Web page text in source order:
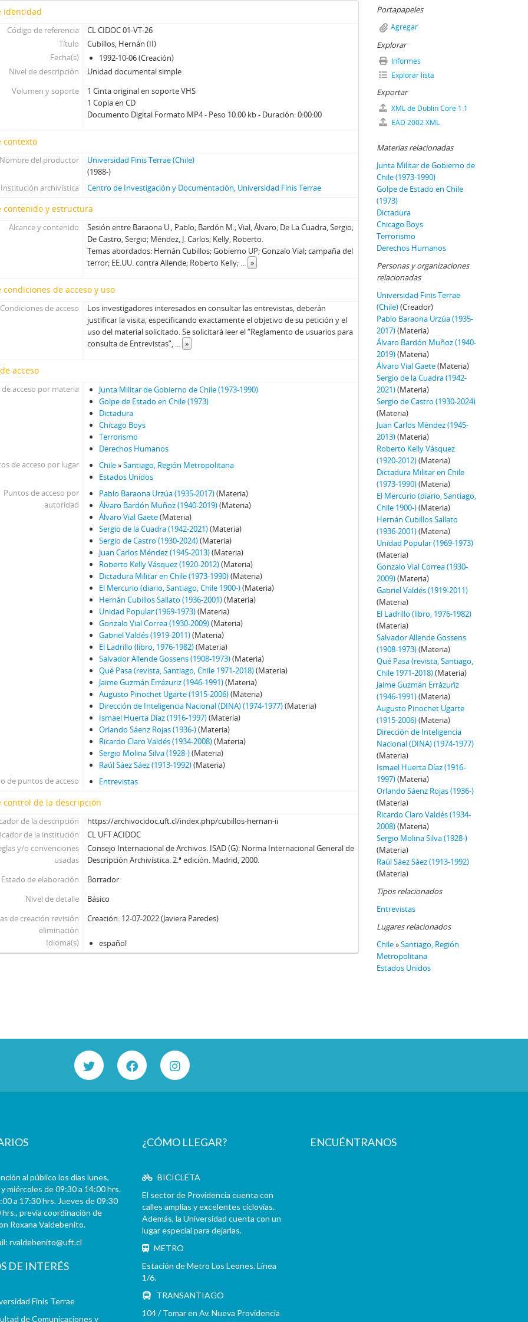
37 - Recabarren, Antonio
39 - Selume, Jorge
40 - Errázuriz, Hernán Felipe (II)
41 - Luders, Rolf
42 - Buchi, Hernán
43 - Peñafiel, R. - Silva, F.
45 - Larroulet, Hernán
48 - Cáceres, Carlos (I)
49 - Garcés, Francisco
50 - Lamarca, Felipe
51 - Cáceres, Carlos (II)
53 - Jorge Ballerino II
55 - Fernández, Sergio
57 - Madariaga, Mónica I
58 - Madariaga, Mónica II
59 - Montero, Enrique I
60 - Montero, Enrique II
63 - Canessa, Julio
64 - Canessa, Julio
65 - Carmona, Juan de Dios
66 - Pinochet, Augusto
67 - Pinochet, Augusto
68 - Matthei, Fernando
69 - Matthei, Fernando
70 - Stange, Rodolfo
71 - Jarpa, Sergio Onofre
72 - Buckovsky, Vladimir
73 - Jarpa, Sergio Onofre
74 - Jarpa, Sergio Onofre
75 - Jarpa, Sergio Onofre
76 - Jarpa, Sergio Onofre
77 - Fresno, Juan Francisco
78 - Fresno, Juan Francisco
79 - Martínez Busch, Jorge
80 - Martínez Busch, Jorge
82 - Moreno, Fernando
83 - Martínez Busch, Jorge
84 - Silva Solar, Julio
85 - Martínez Busch, Jorge
86 - Fresno, Juan Francisco; Zabala, José.
87 - Fresno, Juan Francisco
88 - Silva Solar, Julio
89 - Thayer, William
90 - Martínez Busch, Jorge
92 - Frei B., Arturo
93 - Viera Gallo, José Antonio
95 - Viera Gallo, Josè Antonio
96 - Boeninger, Edgardo
97 - Bitar, Sergio
99 - Molina Silva, Sergio
100 - Ossa Pretot, Sergio
101 - Mena, Odlanier
102 - Silva Cimma, Enrique
103 - Mena, Odlanier
104 - Ossa Pretot, Sergio
110 - Juan Guzmán Tapia (III)
111 - Juan Guzmán Tapia (IV)
CH - Cita con la Historia
identidad
Código de referencia
CL CIDOC 01-VT-26
Título
Cubillos, Hernán (II)
Fecha(s)
1992-10-06 (Creación)
Nivel de descripción
Unidad documental simple
Volumen y soporte
1 Cinta original en soporte VHS
1 Copia en CD
Documento Digital Formato MP4 - Peso 10.00 kb - Duración: 0:00:00
contexto
del productor
Universidad Finis Terrae (Chile)
(1988-)
Institución archivística
Centro de Investigación y Documentación, Universidad Finis Terrae
contenido y estructura
Alcance y contenido
Sesión entre Baraona U., Pablo; Bardón M.; Vial, Álvaro; De La Cuadra, Sergio;
De Castro, Sergio; Méndez, J. Carlos; Kelly, Roberto.
Temas abordados: Hernán Cubillos; Gobierno UP; Gonzalo Vial; campaña del
terror; EE.UU. contra Allende; Roberto Kelly; ... »
condiciones de acceso y uso
Condiciones de acceso
Los investigadores interesados en consultar las entrevistas, deberán
justificar la visita, especificando exactamente el objetivo de su petición y el
uso del material solicitado. Se solicitará leer el “Reglamento de usuarios para
consulta de Entrevistas”, ... »
acceso
acceso por materia
Junta Militar de Gobierno de Chile (1973-1990)
Golpe de Estado en Chile (1973)
Dictadura
Chicago Boys
Terrorismo
Derechos Humanos
de acceso por lugar
Chile»Santiago, Región Metropolitana
Estados Unidos
Puntos de acceso por
autoridad
Pablo Baraona Urzúa (1935-2017)(Materia)
Álvaro Bardón Muñoz (1940-2019)(Materia)
Álvaro Vial Gaete(Materia)
Sergio de la Cuadra (1942-2021)(Materia)
Sergio de Castro (1930-2024)(Materia)
Juan Carlos Méndez (1945-2013)(Materia)
Roberto Kelly Vásquez (1920-2012)(Materia)
Dictadura Militar en Chile (1973-1990)(Materia)
El Mercurio (diario, Santiago, Chile 1900-)(Materia)
Hernán Cubillos Sallato (1936-2001)(Materia)
Unidad Popular (1969-1973)(Materia)
Gonzalo Vial Correa (1930-2009)(Materia)
Gabriel Valdés (1919-2011)(Materia)
El Ladrillo (libro, 1976-1982)(Materia)
Salvador Allende Gossens (1908-1973)(Materia)
Qué Pasa (revista, Santiago, Chile 1971-2018)(Materia)
Jaime Guzmán Errázuriz (1946-1991)(Materia)
Augusto Pinochet Ugarte (1915-2006)(Materia)
Dirección de Inteligencia Nacional (DINA) (1974-1977)(Materia)
Ismael Huerta Díaz (1916-1997)(Materia)
Orlando Sáenz Rojas (1936-)(Materia)
Ricardo Claro Valdés (1934-2008)(Materia)
Sergio Molina Silva (1928-)(Materia)
Raúl Sáez Sáez (1913-1992)(Materia)
de puntos de acceso
Entrevistas
control de la descripción
de la descripción
https://archivocidoc.uft.cl/index.php/cubillos-hernan-ii
de la institución
CL UFT ACIDOC
y/o convenciones
usadas
Consejo Internacional de Archivos. ISAD (G): Norma Internacional General de
Descripción Archivística. 2.ª edición. Madrid, 2000.
Estado de elaboración
Borrador
Nivel de detalle
Básico
de creación revisión
eliminación
Creación: 12-07-2022 (Javiera Paredes)
Idioma(s) español
Portapapeles
Agregar
Explorar
Informes
Explorar lista
Exportar
XML de Dublin Core 1.1
EAD 2002 XML
Materias relacionadas
Junta Militar de Gobierno de
Chile (1973-1990)
Golpe de Estado en Chile
(1973)
Dictadura
Chicago Boys
Terrorismo
Derechos Humanos
Personas y organizaciones
relacionadas
Universidad Finis Terrae
(Chile)(Creador)
Pablo Baraona Urzúa (1935-
2017)(Materia)
Álvaro Bardón Muñoz (1940-
2019)(Materia)
Álvaro Vial Gaete(Materia)
Sergio de la Cuadra (1942-
2021)(Materia)
Sergio de Castro (1930-2024)
(Materia)
Juan Carlos Méndez (1945-
2013)(Materia)
Roberto Kelly Vásquez
(1920-2012)(Materia)
Dictadura Militar en Chile
(1973-1990)(Materia)
El Mercurio (diario, Santiago,
Chile 1900-)(Materia)
Hernán Cubillos Sallato
(1936-2001)(Materia)
Unidad Popular (1969-1973)
(Materia)
Gonzalo Vial Correa (1930-
2009)(Materia)
Gabriel Valdés (1919-2011)
(Materia)
El Ladrillo (libro, 1976-1982)
(Materia)
Salvador Allende Gossens
(1908-1973)(Materia)
Qué Pasa (revista, Santiago,
Chile 1971-2018)(Materia)
Jaime Guzmán Errázuriz
(1946-1991)(Materia)
Augusto Pinochet Ugarte
(1915-2006)(Materia)
Dirección de Inteligencia
Nacional (DINA) (1974-1977)
(Materia)
Ismael Huerta Díaz (1916-
1997)(Materia)
Orlando Sáenz Rojas (1936-)
(Materia)
Ricardo Claro Valdés (1934-
2008)(Materia)
Sergio Molina Silva (1928-)
(Materia)
Raúl Sáez Sáez (1913-1992)
(Materia)
Tipos relacionados
Entrevistas
Lugares relacionados
Chile»Santiago, Región
Metropolitana
Estados Unidos
al público los días lunes,
miércoles de 09:30 a 14:00 hrs.
a 17:30 hrs. Jueves de 09:30
hrs., previa coordinación de
Roxana Valdebenito.
rvaldebenito@uft.cl
DE INTERÉS
Finis Terrae
de Comunicaciones y
¿CÓMO LLEGAR?
BICICLETA
El sector de Providencia cuenta con
calles amplias y excelentes ciclovías.
Además, la Universidad cuenta con un
lugar especial para dejarlas.
METRO
Estación de Metro Los Leones. Línea
1/6.
TRANSANTIAGO
104 / Tomar en Av. Nueva Providencia
ENCUÉNTRANOS